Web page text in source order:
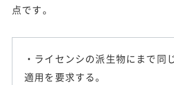
点です。
・ライセンシの派生物にまで同
適用を要求する。